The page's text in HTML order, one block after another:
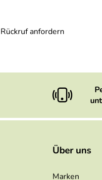
Rückruf anfordern
Über uns
Marken